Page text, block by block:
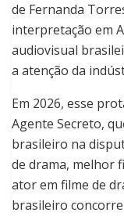
de Fernanda
interpretação em
audiovisual
a atenção da
Em 2026, esse
Agente Secreto,
brasileiro na
de drama, melhor
ator em filme de
brasileiro